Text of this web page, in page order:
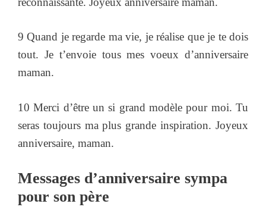
9 Quand je regarde ma vie, je réalise que je te dois
tout. Je t’envoie tous mes voeux d’anniversaire
maman.
10 Merci d’être un si grand modèle pour moi. Tu
seras toujours ma plus grande inspiration. Joyeux
anniversaire, maman.
Messages d’anniversaire sympa
pour son père